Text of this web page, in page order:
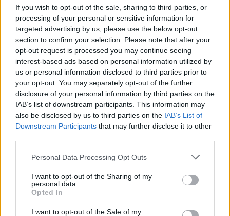
If you wish to opt-out of the sale, sharing to third parties, or
processing of your personal or sensitive information for
targeted advertising by us, please use the below opt-out
section to confirm your selection. Please note that after your
opt-out request is processed you may continue seeing
interest-based ads based on personal information utilized by
us or personal information disclosed to third parties prior to
your opt-out. You may separately opt-out of the further
disclosure of your personal information by third parties on the
IAB’s list of downstream participants. This information may
also be disclosed by us to third parties on the IAB’s List of
Downstream Participants that may further disclose it to other
Please note that this website/app uses one or more Google
not limited to your visit or usage behaviour. You may click to
grant or deny consent to Google and its third-party tags to
use your data for below specified purposes in below Google
consent section.
Personal Data Processing Opt Outs
I want to opt-out of the Sharing of my
personal data.
Opted In
I want to opt-out of the Sale of my
Ιωάννα Τούνη: Ο προορισμός που επέλεξε για να
γιορτάσει τα 33α γενέθλιά της
09.08.2026 ΤΖΏΡΤΖΙΑ ΓΕΩΡΓΊΟΥ